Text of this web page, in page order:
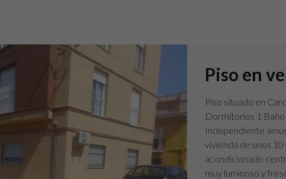
Piso en
Piso situado en
Dormitorios 1
Independiente
vivienda de unos
acondicionado
muy luminoso y